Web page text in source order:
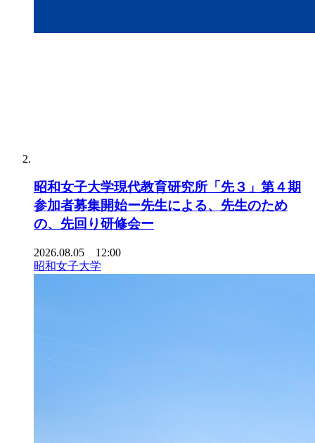
昭和女子大学現代教育研究所「先３」第４期
参加者募集開始ー先生による、先生のため
の、先回り研修会ー
2026.08.05 12:00
昭和女子大学